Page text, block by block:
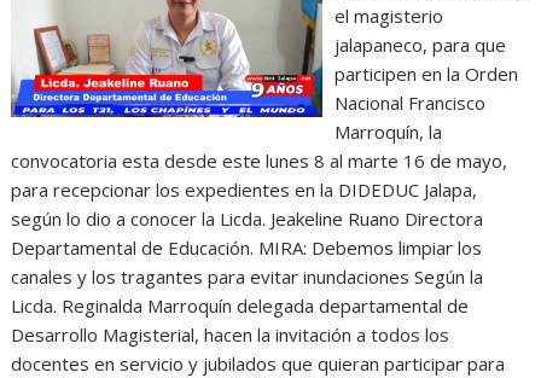
el magisterio
jalapaneco, para que
participen en la Orden
Nacional Francisco
Marroquín, la
convocatoria esta desde este lunes 8 al marte 16 de mayo,
para recepcionar los expedientes en la DIDEDUC Jalapa,
según lo dio a conocer la Licda. Jeakeline Ruano Directora
Departamental de Educación. MIRA: Debemos limpiar los
canales y los tragantes para evitar inundaciones Según la
Licda. Reginalda Marroquín delegada departamental de
Desarrollo Magisterial, hacen la invitación a todos los
docentes en servicio y jubilados que quieran participar para